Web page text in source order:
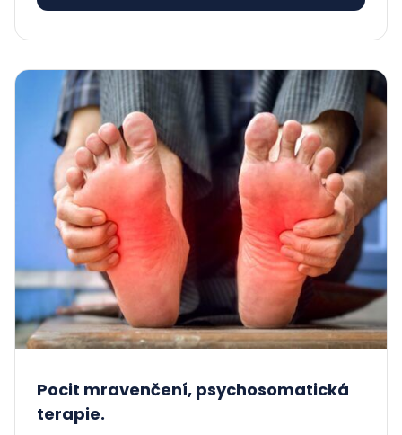
Pocit mravenčení, psychosomatická
terapie.